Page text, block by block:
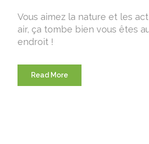
Vous aimez la nature et les
air, ça tombe bien vous êtes
endroit !
Read More